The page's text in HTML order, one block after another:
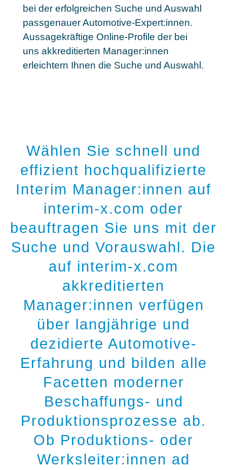
bei der erfolgreichen Suche und Auswahl
passgenauer Automotive-Expert:innen.
Aussagekräftige Online-Profile der bei
uns akkreditierten Manager:innen
erleichtern Ihnen die Suche und Auswahl.
Wählen Sie schnell und
effizient hochqualifizierte
Interim Manager:innen auf
interim-x.com oder
beauftragen Sie uns mit der
Suche und Vorauswahl. Die
auf interim-x.com
akkreditierten
Manager:innen verfügen
über langjährige und
dezidierte Automotive-
Erfahrung und bilden alle
Facetten moderner
Beschaffungs- und
Produktionsprozesse ab.
Ob Produktions- oder
Werksleiter:innen ad